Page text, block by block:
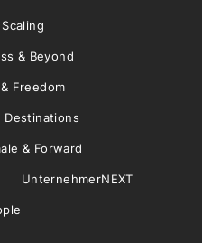
& Beyond
Freedom
Destinations
& Forward
UnternehmerNEXT